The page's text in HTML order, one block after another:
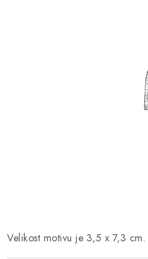
Velikost motivu je 3,5 x 7,3 cm.